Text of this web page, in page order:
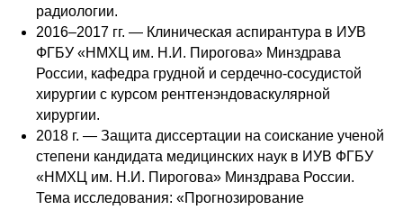
радиологии.
2016–2017 гг. — Клиническая аспирантура в ИУВ
ФГБУ «НМХЦ им. Н.И. Пирогова» Минздрава
России, кафедра грудной и сердечно-сосудистой
хирургии с курсом рентгенэндоваскулярной
хирургии.
2018 г. — Защита диссертации на соискание ученой
степени кандидата медицинских наук в ИУВ ФГБУ
«НМХЦ им. Н.И. Пирогова» Минздрава России.
Тема исследования: «Прогнозирование